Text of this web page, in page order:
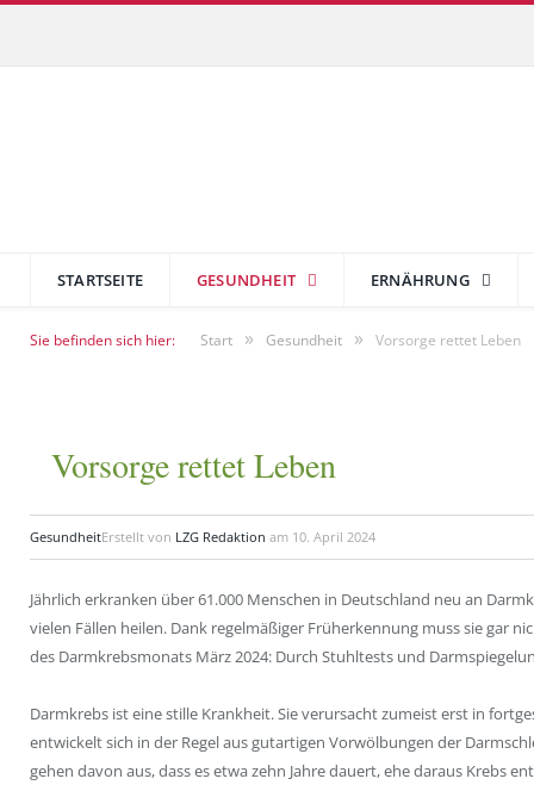
STARTSEITE GESUNDHEIT ERNÄHRUNG
Sie befinden sich hier: Start » Gesundheit » Vorsorge rettet Leben
Vorsorge rettet Leben
Erstellt von LZG Redaktion am 10. April 2024
Gesundheit
Jährlich erkranken über 61.000 Menschen in Deutschland neu an
vielen Fällen heilen. Dank regelmäßiger Früherkennung muss sie gar
des Darmkrebsmonats März 2024: Durch Stuhltests und
Darmkrebs ist eine stille Krankheit. Sie verursacht zumeist erst in
entwickelt sich in der Regel aus gutartigen Vorwölbungen der
gehen davon aus, dass es etwa zehn Jahre dauert, ehe daraus Krebs